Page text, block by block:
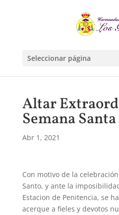
Seleccionar página
Altar
Semana Santa
Abr 1, 2021
Con motivo de la
Santo, y ante la
Estacion de Penitencia, se
acerque a fieles y devotos